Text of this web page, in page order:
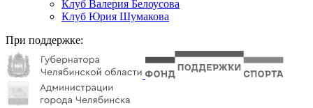
Клуб Валерия Белоусова
Клуб Юрия Шумакова
При поддержке: